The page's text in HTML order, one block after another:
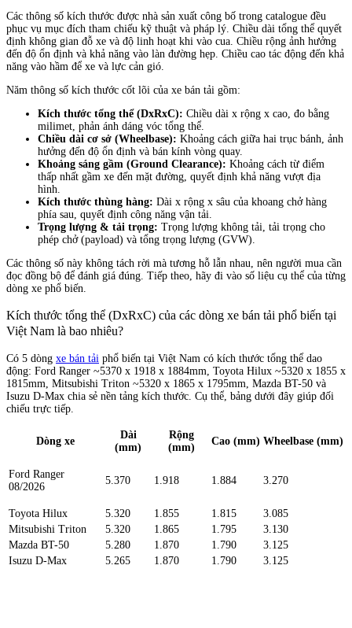
Các thông số kích thước được nhà sản xuất công bố trong catalogue đều
phục vụ mục đích tham chiếu kỹ thuật và pháp lý. Chiều dài tổng thể quyết
định không gian đỗ xe và độ linh hoạt khi vào cua. Chiều rộng ảnh hưởng
đến độ ổn định và khả năng vào làn đường hẹp. Chiều cao tác động đến khả
năng vào hầm để xe và lực cản gió.
Năm thông số kích thước cốt lõi của xe bán tải gồm:
Kích thước tổng thể (DxRxC): Chiều dài x rộng x cao, đo bằng
milimet, phản ánh dáng vóc tổng thể.
Chiều dài cơ sở (Wheelbase): Khoảng cách giữa hai trục bánh, ảnh
hưởng đến độ ổn định và bán kính vòng quay.
Khoảng sáng gầm (Ground Clearance): Khoảng cách từ điểm
thấp nhất gầm xe đến mặt đường, quyết định khả năng vượt địa
hình.
Kích thước thùng hàng: Dài x rộng x sâu của khoang chở hàng
phía sau, quyết định công năng vận tải.
Trọng lượng & tải trọng: Trọng lượng không tải, tải trọng cho
phép chở (payload) và tổng trọng lượng (GVW).
Các thông số này không tách rời mà tương hỗ lẫn nhau, nên người mua cần
đọc đồng bộ để đánh giá đúng. Tiếp theo, hãy đi vào số liệu cụ thể của từng
dòng xe phổ biến.
Kích thước tổng thể (DxRxC) của các dòng xe bán tải phổ biến tại
Việt Nam là bao nhiêu?
Có 5 dòng xe bán tải phổ biến tại Việt Nam có kích thước tổng thể dao
động: Ford Ranger ~5370 x 1918 x 1884mm, Toyota Hilux ~5320 x 1855 x
1815mm, Mitsubishi Triton ~5320 x 1865 x 1795mm, Mazda BT-50 và
Isuzu D-Max chia sẻ nền tảng kích thước. Cụ thể, bảng dưới đây giúp đối
chiếu trực tiếp.
Dòng xe
Dài
(mm)
Rộng
(mm)
Cao (mm) Wheelbase (mm)
Ford Ranger
08/2026
5.370 1.918 1.884 3.270
Toyota Hilux 5.320 1.855 1.815
3.085
Mitsubishi Triton
5.320 1.865 1.795
3.130
Mazda BT-50
5.280 1.870 1.790
3.125
Isuzu D-Max
5.265 1.870 1.790 3.125